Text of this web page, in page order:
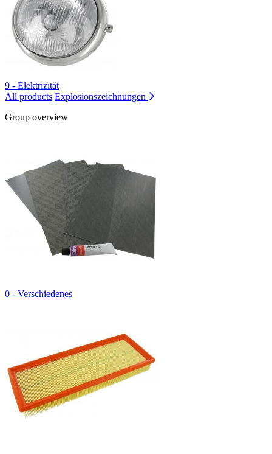
9 - Elektrizität
All products Explosionszeichnungen
Group overview
0 - Verschiedenes